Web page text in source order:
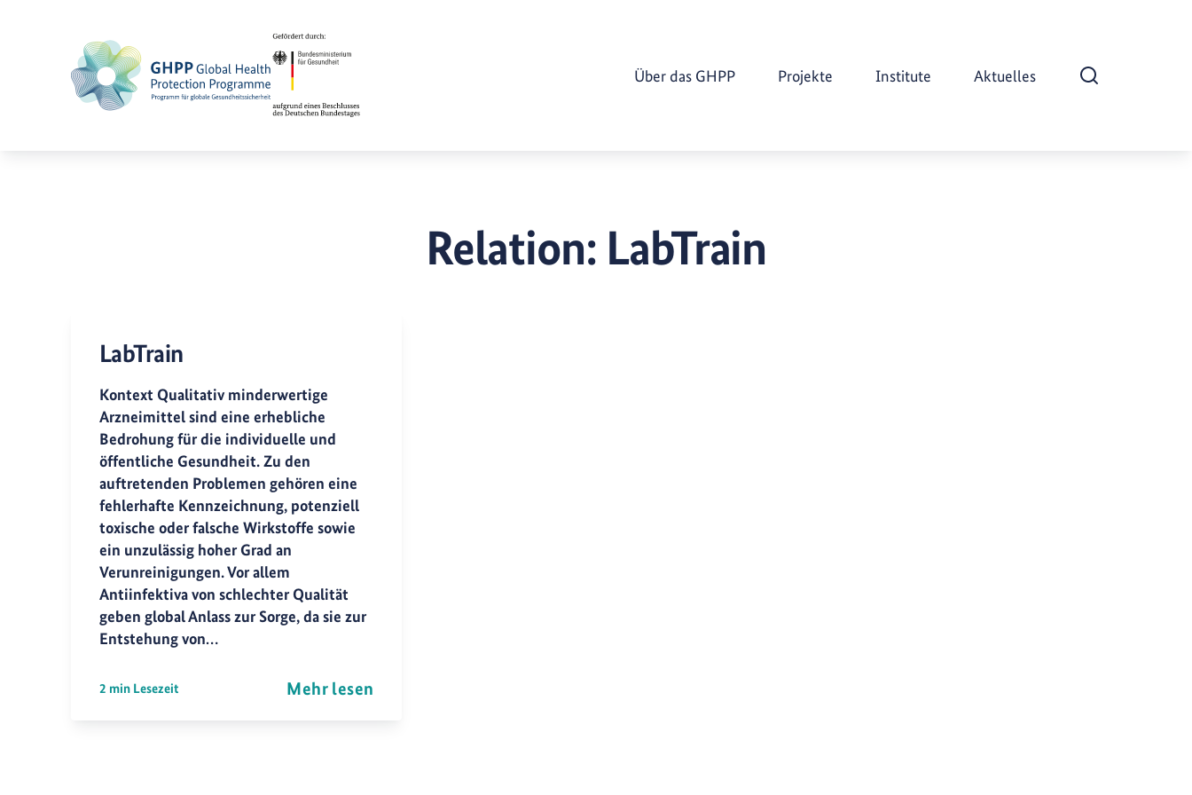
Über das GHPP Projekte Institute Aktuelles
Suche öffnen
Relation: LabTrain
LabTrain
Kontext Qualitativ minderwertige
Arzneimittel sind eine erhebliche
Bedrohung für die individuelle und
öffentliche Gesundheit. Zu den
auftretenden Problemen gehören eine
fehlerhafte Kennzeichnung, potenziell
toxische oder falsche Wirkstoffe sowie
ein unzulässig hoher Grad an
Verunreinigungen. Vor allem
Antiinfektiva von schlechter Qualität
geben global Anlass zur Sorge, da sie zur
Entstehung von…
2 min Lesezeit Mehr lesen